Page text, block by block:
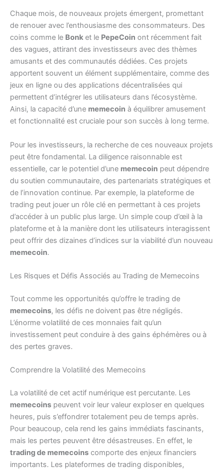
Chaque mois, de nouveaux projets émergent, promettant
de renouer avec l’enthousiasme des consommateurs. Des
coins comme le Bonk et le PepeCoin ont récemment fait
des vagues, attirant des investisseurs avec des thèmes
amusants et des communautés dédiées. Ces projets
apportent souvent un élément supplémentaire, comme des
jeux en ligne ou des applications décentralisées qui
permettent d’intégrer les utilisateurs dans l’écosystème.
Ainsi, la capacité d’une memecoin à équilibrer amusement
et fonctionnalité est cruciale pour son succès à long terme.
Pour les investisseurs, la recherche de ces nouveaux projets
peut être fondamental. La diligence raisonnable est
essentielle, car le potentiel d’une memecoin peut dépendre
du soutien communautaire, des partenariats stratégiques et
de l’innovation continue. Par exemple, la plateforme de
trading peut jouer un rôle clé en permettant à ces projets
d’accéder à un public plus large. Un simple coup d’œil à la
plateforme et à la manière dont les utilisateurs interagissent
peut offrir des dizaines d’indices sur la viabilité d’un nouveau
memecoin.
Les Risques et Défis Associés au Trading de Memecoins
Tout comme les opportunités qu’offre le trading de
memecoins, les défis ne doivent pas être négligés.
L’énorme volatilité de ces monnaies fait qu’un
investissement peut conduire à des gains éphémères ou à
des pertes graves.
Comprendre la Volatilité des Memecoins
La volatilité de cet actif numérique est percutante. Les
memecoins peuvent voir leur valeur exploser en quelques
heures, puis s’effondrer totalement peu de temps après.
Pour beaucoup, cela rend les gains immédiats fascinants,
mais les pertes peuvent être désastreuses. En effet, le
trading de memecoins comporte des enjeux financiers
importants. Les plateformes de trading disponibles,